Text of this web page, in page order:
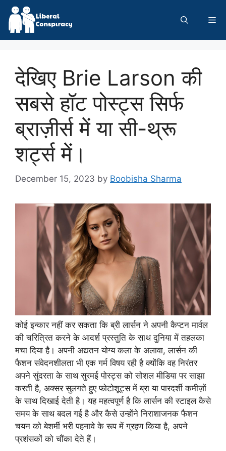
Skip
content
देखिए Brie Larson की
सबसे हॉट पोस्ट्स सिर्फ
ब्राज़ीर्स में या सी-थ्रू
शर्ट्स में।
December 15, 2023 by Boobisha Sharma
कोई इन्कार नहीं कर सकता कि ब्री लार्सन ने अपनी कैप्टन मार्वल
की चरित्रित करने के आदर्श प्रस्तुति के साथ दुनिया में तहलका
मचा दिया है। अपनी अद्यतन योग्य कला के अलावा, लार्सन की
फैशन संवेदनशीलता भी एक गर्म विषय रही है क्योंकि वह निरंतर
अपने सुंदरता के साथ सुरमई पोस्ट्स को सोशल मीडिया पर साझा
करती है, अक्सर सुलगते हुए फोटोशूट्स में ब्रा या पारदर्शी कमीज़ों
के साथ दिखाई देती है। यह महत्वपूर्ण है कि लार्सन की स्टाइल कैसे
समय के साथ बदल गई है और कैसे उन्होंने निराशाजनक फैशन
चयन को बेशर्मी भरी पहनावे के रूप में ग्रहण किया है, अपने
प्रशंसकों को चौंका देते हैं।